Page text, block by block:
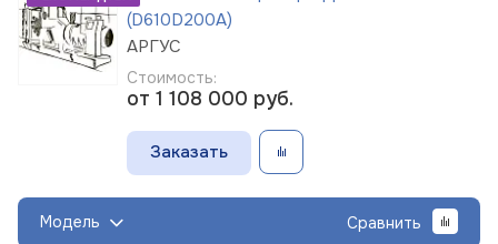
(D610D200A)
АРГУС
Стоимость:
от 1 108 000 руб.
Заказать
Модель Сравнить